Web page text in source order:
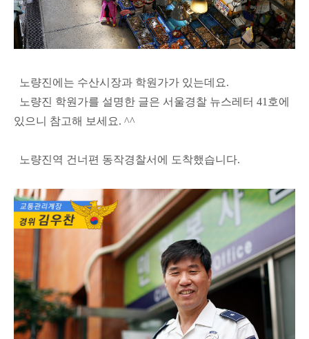
노량진에는 수산시장과 학원가가 있는데요.
노량진 학원가를 설명한 글은 서울경찰 뉴스레터 41호에
있으니 참고해 보세요. ^^
노량진역 건너편 동작경찰서에 도착했습니다.